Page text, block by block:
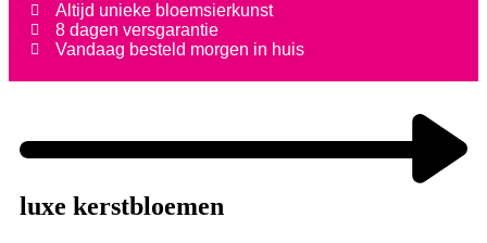
Altijd unieke bloemsierkunst
8 dagen versgarantie
Vandaag besteld morgen in huis
luxe kerstbloemen